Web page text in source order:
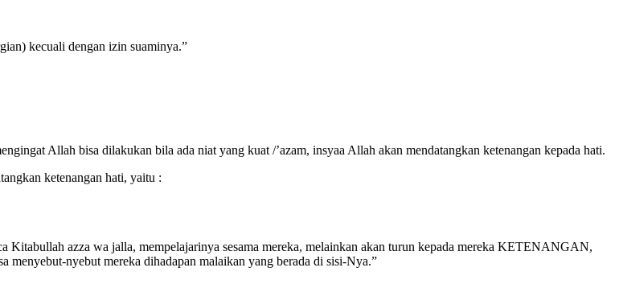
kecuali dengan izin suaminya.”
Allah bisa dilakukan bila ada niat yang kuat /’azam, insyaa Allah akan mendatangkan ketenangan kepada hati.
ketenangan hati, yaitu :
Kitabullah azza wa jalla, mempelajarinya sesama mereka, melainkan akan turun kepada mereka KETENANGAN,
menyebut-nyebut mereka dihadapan malaikan yang berada di sisi-Nya.”